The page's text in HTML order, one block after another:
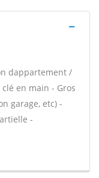
dappartement /
en main - Gros
garage, etc) -
-